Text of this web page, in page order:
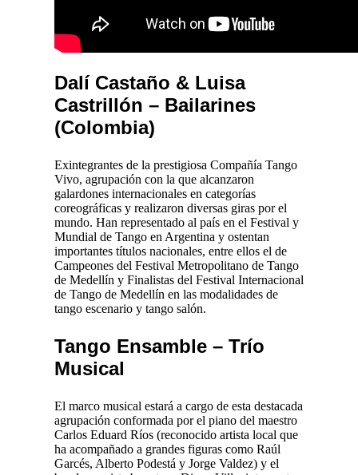
Dalí Castaño & Luisa
Castrillón – Bailarines
(Colombia)
Exintegrantes de la prestigiosa Compañía Tango
Vivo, agrupación con la que alcanzaron
galardones internacionales en categorías
coreográficas y realizaron diversas giras por el
mundo. Han representado al país en el Festival y
Mundial de Tango en Argentina y ostentan
importantes títulos nacionales, entre ellos el de
Campeones del Festival Metropolitano de Tango
de Medellín y Finalistas del Festival Internacional
de Tango de Medellín en las modalidades de
tango escenario y tango salón.
Tango Ensamble – Trío
Musical
El marco musical estará a cargo de esta destacada
agrupación conformada por el piano del maestro
Carlos Eduard Ríos (reconocido artista local que
ha acompañado a grandes figuras como Raúl
Garcés, Alberto Podestá y Jorge Valdez) y el